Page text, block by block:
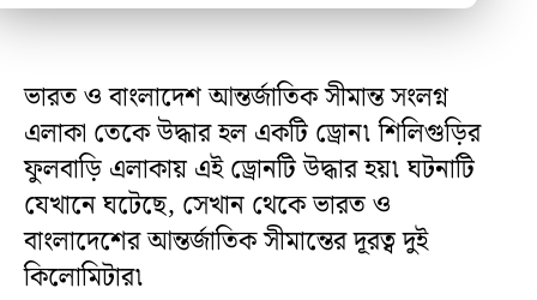
ভারত ও বাংলাদেশ আন্তর্জাতিক সীমান্ত সংলগ্ন
এলাকা তেকে উদ্ধার হল একটি ড্রোন৷ শিলিগুড়ির
ফুলবাড়ি এলাকায় এই ড্রোনটি উদ্ধার হয়৷ ঘটনাটি
যেখানে ঘটেছে, সেখান থেকে ভারত ও
বাংলাদেশের আন্তর্জাতিক সীমান্তের দূরত্ব দুই
কিলোমিটার৷